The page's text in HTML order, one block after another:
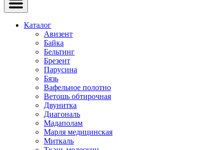
Каталог
Авизент
Байка
Бельтинг
Брезент
Парусина
Бязь
Вафельное полотно
Ветошь обтирочная
Двунитка
Диагональ
Мадаполам
Марля медицинская
Миткаль